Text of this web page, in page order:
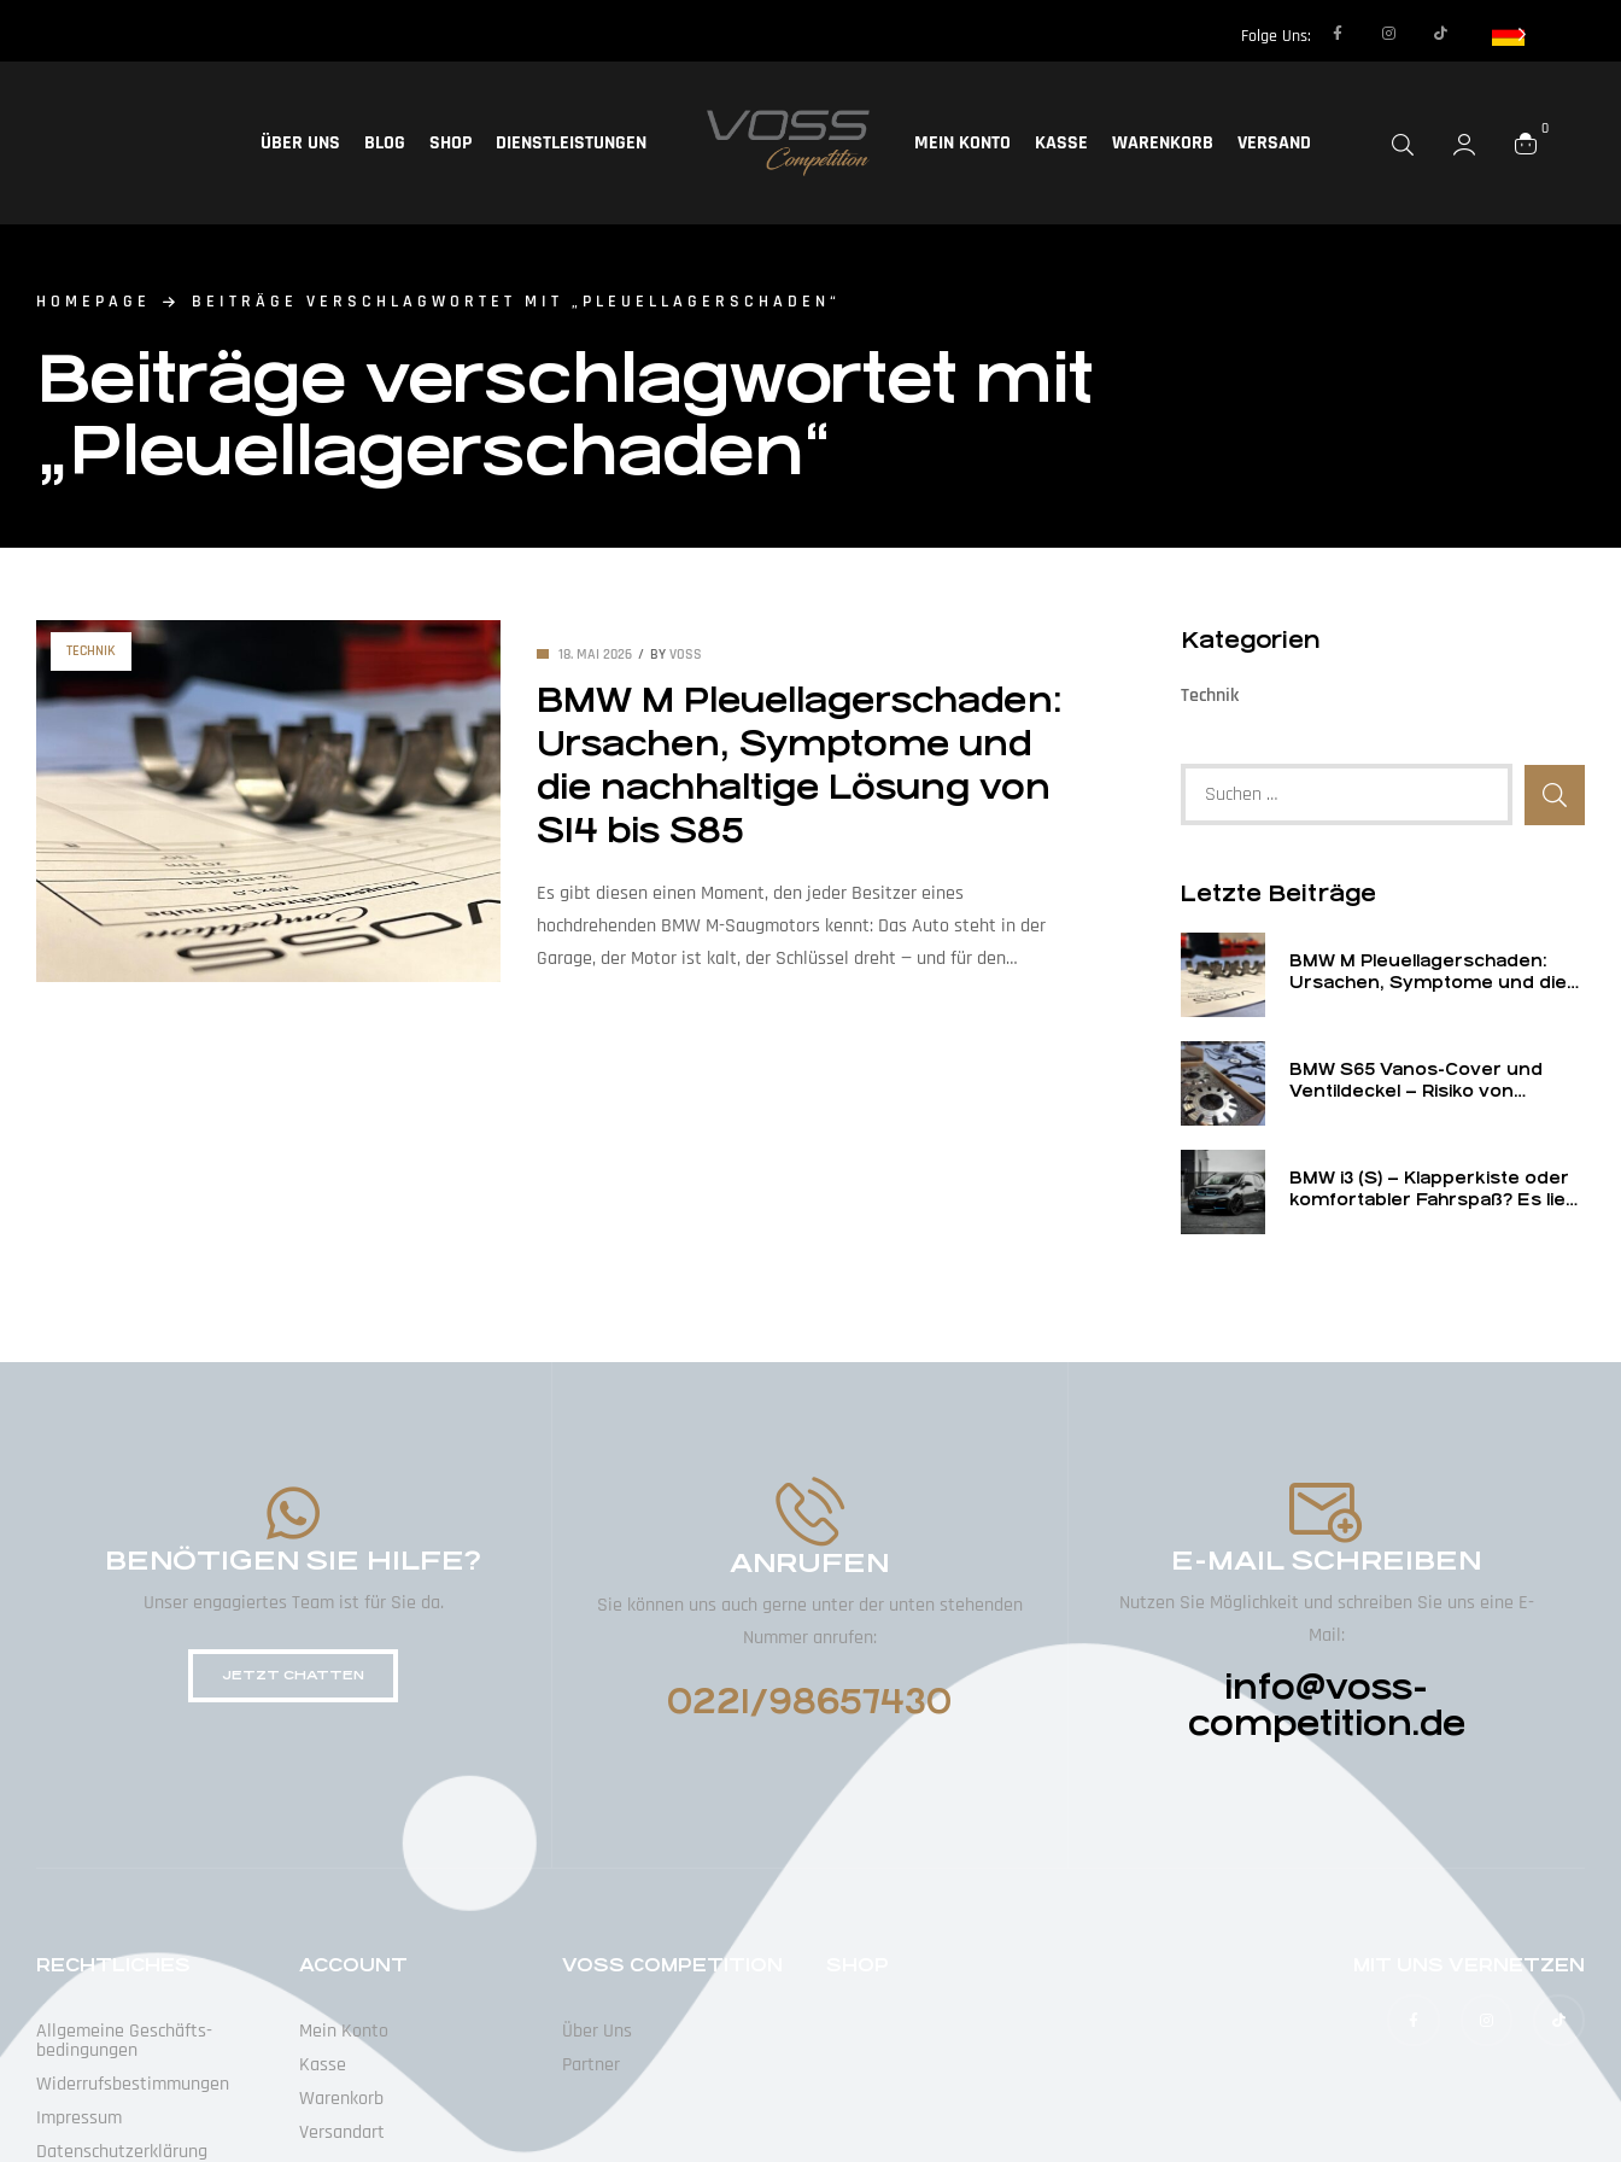
Folge Uns:
ÜBER UNS BLOG SHOP DIENSTLEISTUNGEN MEIN KONTO KASSE WARENKORB VERSAND
0
HOMEPAGE BEITRÄGE VERSCHLAGWORTET MIT „PLEUELLAGERSCHADEN“
Beiträge verschlagwortet mit
„Pleuellagerschaden“
TECHNIK 18. MAI 2026 BY VOSS
BMW M Pleuellagerschaden:
Ursachen, Symptome und
die nachhaltige Lösung von
S14 bis S85
Es gibt diesen einen Moment, den jeder Besitzer eines
hochdrehenden BMW M-Saugmotors kennt: Das Auto steht in der
Garage, der Motor ist kalt, der Schlüssel dreht — und für den
Kategorien
Technik
Letzte Beiträge
BMW M Pleuellagerschaden:
Ursachen, Symptome und die
BMW S65 Vanos-Cover und
Ventildeckel – Risiko von
BMW i3 (S) – Klapperkiste oder
komfortabler Fahrspaß? Es liegt
BENÖTIGEN SIE HILFE?
Unser engagiertes Team ist für Sie da.
JETZT CHATTEN
ANRUFEN
Sie können uns auch gerne unter der unten stehenden
Nummer anrufen:
0221/98657430
E-MAIL SCHREIBEN
Nutzen Sie Möglichkeit und schreiben Sie uns eine E-
Mail:
info@voss-
competition.de
RECHTLICHES
Allgemeine Geschäfts­
Bedingungen
Widerrufs­bestimmungen
Impressum
Datenschutz­erklärung
ACCOUNT
Mein Konto
Kasse
Warenkorb
Versandart
VOSS COMPETITION
Über Uns
Partner
MIT UNS VERNETZEN